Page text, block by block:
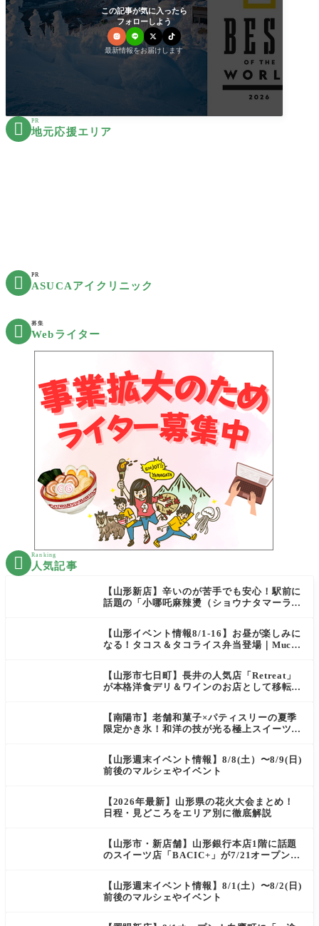
この記事が気に入ったら
フォローしよう
最新情報をお届けします
 PR
地元応援エリア
 PR
ASUCAアイクリニック
 募集
Webライター
 Ranking
人気記事
【山形新店】辛いのが苦手でも安心！駅前に
話題の「小哪吒麻辣燙（ショウナタマーラー
【山形イベント情報8/1-16】お昼が楽しみに
なる！タコス＆タコライス弁当登場｜Mucha
【山形市七日町】長井の人気店「Retreat」
が本格洋食デリ＆ワインのお店として移転オ
【南陽市】老舗和菓子×パティスリーの夏季
限定かき氷！和洋の技が光る極上スイーツ｜
【山形週末イベント情報】8/8(土）〜8/9(日)
前後のマルシェやイベント
【2026年最新】山形県の花火大会まとめ！
日程・見どころをエリア別に徹底解説
【山形市・新店舗】山形銀行本店1階に話題
のスイーツ店「BACIC+」が7/21オープン！
【山形週末イベント情報】8/1(土）〜8/2(日)
前後のマルシェやイベント